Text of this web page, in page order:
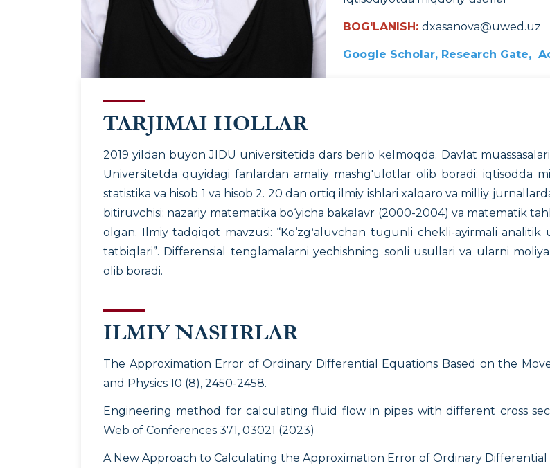
BOG'LANISH: dxasanova@uwed.uz
Google Scholar, Research Gate,
TARJIMAI HOLLAR
2019 yildan buyon JIDU universitetida dars berib kelmoqda. Davlat
Universitetda quyidagi fanlardan amaliy mashg'ulotlar olib boradi: iqtisodda
statistika va hisob 1 va hisob 2. 20 dan ortiq ilmiy ishlari xalqaro va milliy
bitiruvchisi: nazariy matematika bo‘yicha bakalavr (2000-2004) va matematik
olgan. Ilmiy tadqiqot mavzusi: “Ko‘zgʻaluvchan tugunli chekli-ayirmali
tatbiqlari”. Differensial tenglamalarni yechishning sonli usullari va ularni
olib boradi.
ILMIY NASHRLAR
The Approximation Error of Ordinary Differential Equations Based on the
and Physics 10 (8), 2450-2458.
Engineering method for calculating fluid flow in pipes with different cross
Web of Conferences 371, 03021 (2023)
A New Approach to Calculating the Approximation Error of Ordinary Differential